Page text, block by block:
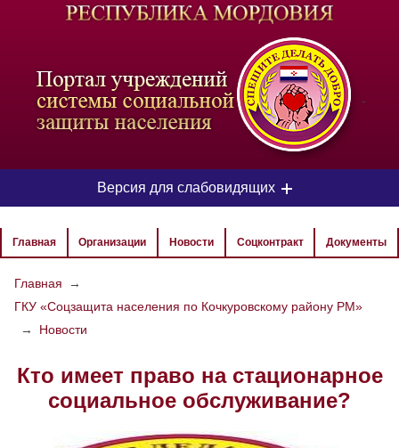
-
Версия для слабовидящих
ЦВЕТОВАЯ СХЕМА
РАЗМЕР ТЕКСТА
Главная Организации Новости Соцконтракт Документы
Главная
→
ГКУ «Соцзащита населения по Кочкуровскому району РМ»
→
Новости
Кто имеет право на стационарное
социальное обслуживание?